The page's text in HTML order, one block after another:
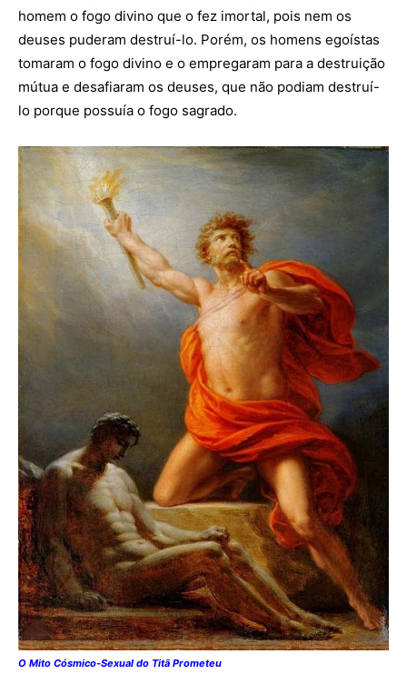
homem o fogo divino que o fez imortal, pois nem os
deuses puderam destruí-lo. Porém, os homens egoístas
tomaram o fogo divino e o empregaram para a destruição
mútua e desafiaram os deuses, que não podiam destruí-
lo porque possuía o fogo sagrado.
O Mito Cósmico-Sexual do Titã Prometeu